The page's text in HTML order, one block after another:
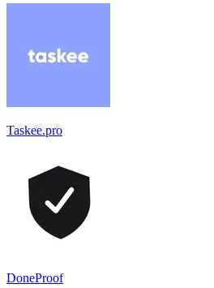
Taskee.pro
DoneProof